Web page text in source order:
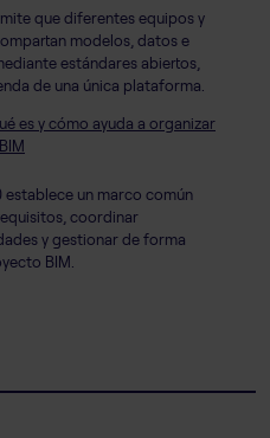
que diferentes equipos y
modelos, datos e
estándares abiertos,
de una única plataforma.
es y cómo ayuda a organizar
establece un marco común
coordinar
y gestionar de forma
BIM.